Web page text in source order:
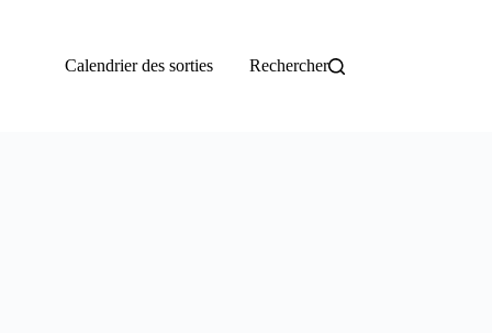
Calendrier des sorties Rechercher